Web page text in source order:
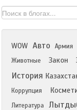
WOW Авто Армия
Животные
Закон
История
Коррупция
Литература